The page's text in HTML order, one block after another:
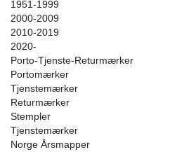
1951-1999
2000-2009
2010-2019
2020-
Porto-Tjenste-Returmærker
Portomærker
Tjenstemærker
Returmærker
Stempler
Tjenstemærker
Norge Årsmapper